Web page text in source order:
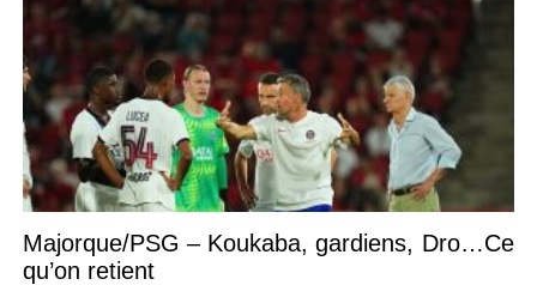
Majorque/PSG – Koukaba, gardiens, Dro…Ce
qu’on retient